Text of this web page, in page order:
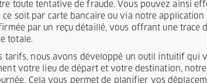
toute tentative de fraude. Vous pouvez ainsi
ce soit par carte bancaire ou via notre application
par un reçu détaillé, vous offrant une trace
totale.
tarifs, nous avons développé un outil intuitif
votre lieu de départ et votre destination,
Cela vous permet de planifier vos